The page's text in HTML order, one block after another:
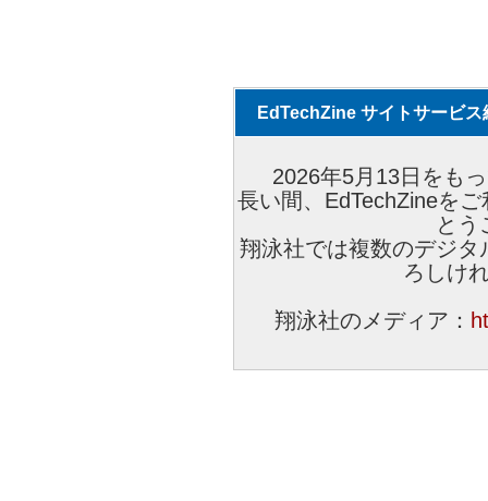
EdTechZine サイトサービス
2026年5月13日をも
長い間、EdTechZineを
とう
翔泳社では複数のデジ
ろしけ
翔泳社のメディア：